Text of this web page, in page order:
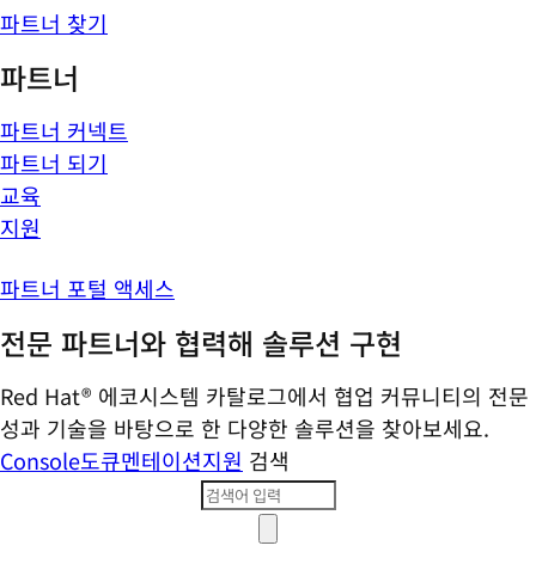
파트너 찾기
파트너
파트너 커넥트
파트너 되기
교육
지원
파트너 포털 액세스
전문 파트너와 협력해 솔루션 구현
Red Hat® 에코시스템 카탈로그에서 협업 커뮤니티의 전문
성과 기술을 바탕으로 한 다양한 솔루션을 찾아보세요.
Console도큐멘테이션지원 검색